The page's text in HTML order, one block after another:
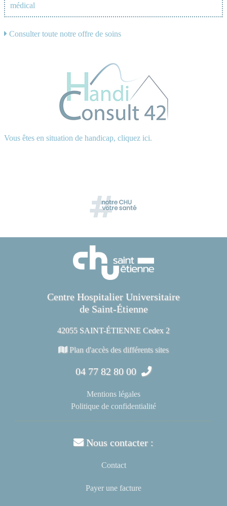
médical
Consulter toute notre offre de soins
Vous êtes en situation de handicap, cliquez ici.
Centre Hospitalier Universitaire
de Saint-Étienne
42055 SAINT-ÉTIENNE Cedex 2
Plan d'accès des différents sites
04 77 82 80 00
Mentions légales
Politique de confidentialité
Nous contacter :
Contact
Payer une facture